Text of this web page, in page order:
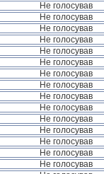
Не голосував
Не голосував
Не голосував
Не голосував
Не голосував
Не голосував
Не голосував
Не голосував
Не голосував
Не голосував
Не голосував
Не голосував
Не голосував
Не голосував
Не голосував